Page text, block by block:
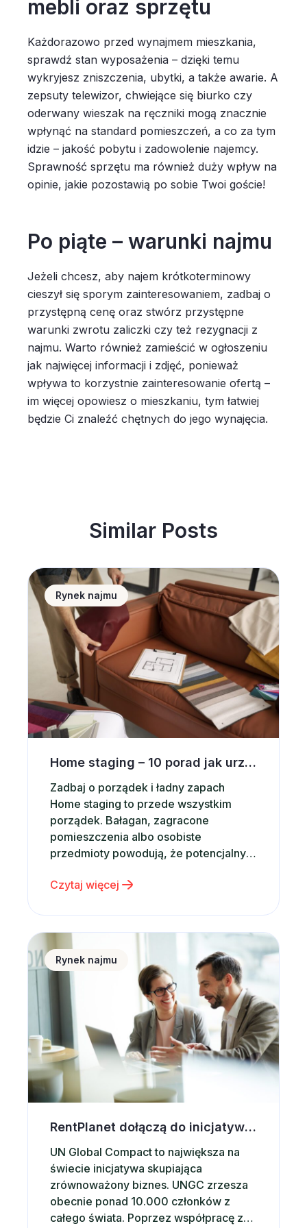
mebli oraz sprzętu
Każdorazowo przed wynajmem mieszkania,
sprawdź stan wyposażenia – dzięki temu
wykryjesz zniszczenia, ubytki, a także awarie. A
zepsuty telewizor, chwiejące się biurko czy
oderwany wieszak na ręczniki mogą znacznie
wpłynąć na standard pomieszczeń, a co za tym
idzie – jakość pobytu i zadowolenie najemcy.
Sprawność sprzętu ma również duży wpływ na
opinie, jakie pozostawią po sobie Twoi goście!
Po piąte – warunki najmu
Jeżeli chcesz, aby najem krótkoterminowy
cieszył się sporym zainteresowaniem, zadbaj o
przystępną cenę oraz stwórz przystępne
warunki zwrotu zaliczki czy też rezygnacji z
najmu. Warto również zamieścić w ogłoszeniu
jak najwięcej informacji i zdjęć, ponieważ
wpływa to korzystnie zainteresowanie ofertą –
im więcej opowiesz o mieszkaniu, tym łatwiej
będzie Ci znaleźć chętnych do jego wynajęcia.
Similar Posts
Home staging &#8211; 10 porad jak urządzić
Rynek najmu
Home staging – 10 porad jak urządzić wnętrze pod wynajem krótkoterminowy
Zadbaj o porządek i ładny zapach
Home staging to przede wszystkim
porządek. Bałagan, zagracone
pomieszczenia albo osobiste
przedmioty powodują, że potencjalny
oferty. Zadbaj więc o to, aby
uporządkowany i gotowy do
natychmiastowego użytkowania –
wtedy zwiększysz szanse na szybki
wynajem krótkoterminowy. Warto także
przewietrzyć mieszkanie lub…
Czytaj więcej
RentPlanet dołączą do inicjatywy UN Global Compact
Rynek najmu
RentPlanet dołączą do inicjatywy UN Global Compact
UN Global Compact to największa na
świecie inicjatywa skupiająca
zrównoważony biznes. UNGC zrzesza
obecnie ponad 10.000 członków z
całego świata. Poprzez współpracę z